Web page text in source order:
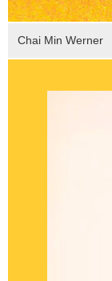
Chai Min Werner